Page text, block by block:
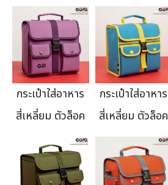
กระเป๋าใส่อาหาร
สี่เหลี่ยม ตัวล็อค
กระเป๋าใส่อาหาร
สี่เหลี่ยม ตัวล็อค